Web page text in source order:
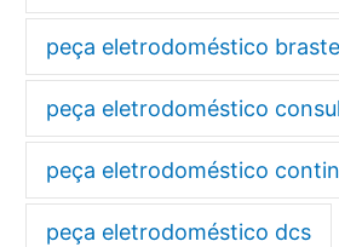
peça eletrodoméstico
peça eletrodoméstico consul
peça eletrodoméstico
peça eletrodoméstico dcs